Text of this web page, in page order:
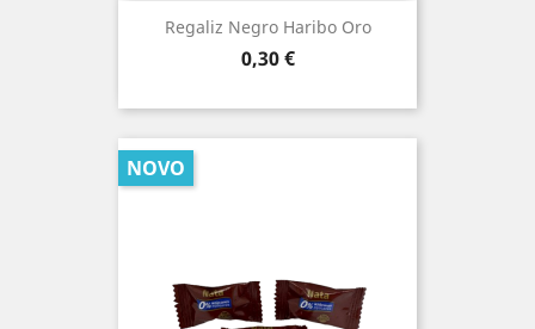
Regaliz Negro Haribo Oro
Prezo
0,30 €
NOVO